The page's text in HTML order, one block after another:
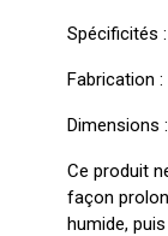
Spécificités
Fabrication :
Dimensions
Ce produit
façon
humide,